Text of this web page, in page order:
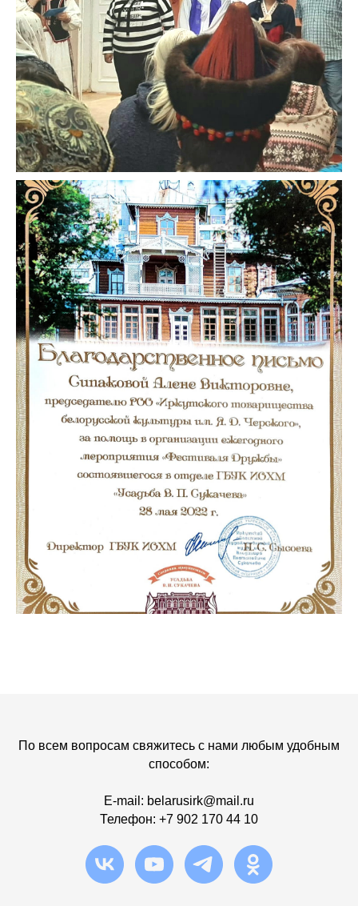
По всем вопросам свяжитесь с нами любым удобным
способом:
E-mail: belarusirk@mail.ru
Телефон: +7 902 170 44 10